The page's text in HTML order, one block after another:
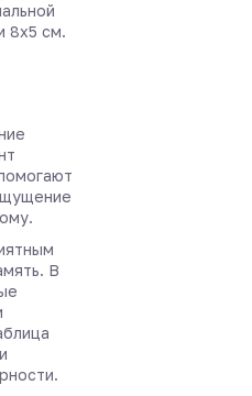
8х5 см.
В